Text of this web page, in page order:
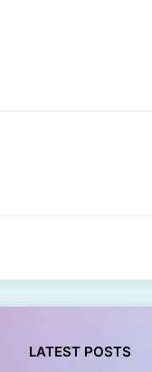
LATEST POSTS